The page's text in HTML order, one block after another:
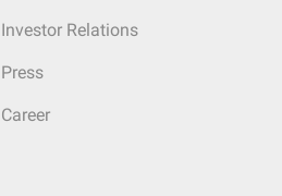
Investor Relations
Press
Career